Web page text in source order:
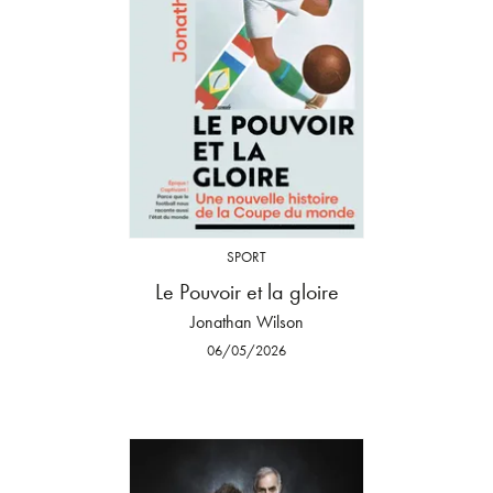
SPORT
Le Pouvoir et la gloire
Jonathan Wilson
06/05/2026